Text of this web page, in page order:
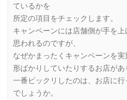
ているかを
所定の項目をチェックします。
キャンペーンには店舗側が手を
思われるのですが、
なぜかまったくキャンペーンを実
形ばかりしていたりするお店があ
一番ビックリしたのは、お店に
でしょうか。